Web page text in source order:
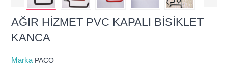
AĞIR HİZMET PVC KAPALI BİSİKLET
KANCA
Marka PACO